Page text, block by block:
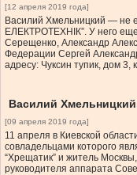
[12 апреля 2019 года]
Василий Хмельницкий — не
ЕЛЕКТРОТЕХНІК”. У него
Серещенко, Александр
Федерации Сергей
адресу: Чуксин тупик, дом 3,
Василий
[09 апреля 2019 года]
11 апреля в Киевской
совладельцами которого
“Хрещатик” и житель
руководителя аппарата